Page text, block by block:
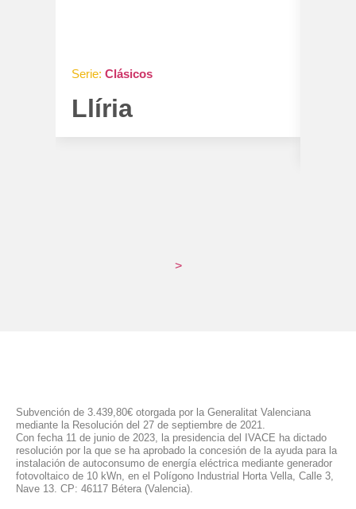
Serie: Clásicos
Llíria
>
Subvención de 3.439,80€ otorgada por la Generalitat Valenciana
mediante la Resolución del 27 de septiembre de 2021.
Con fecha 11 de junio de 2023, la presidencia del IVACE ha dictado
resolución por la que se ha aprobado la concesión de la ayuda para la
instalación de autoconsumo de energía eléctrica mediante generador
fotovoltaico de 10 kWn, en el Polígono Industrial Horta Vella, Calle 3,
Nave 13. CP: 46117 Bétera (Valencia).